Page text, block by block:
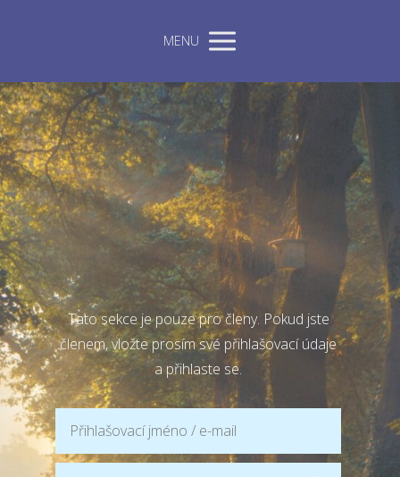
MENU
Tato sekce je pouze pro členy. Pokud jste
členem, vložte prosím své přihlašovací údaje
a přihlaste se.